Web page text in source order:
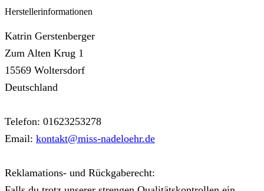
Herstellerinformationen
Katrin Gerstenberger
Zum Alten Krug 1
15569 Woltersdorf
Deutschland
Telefon: 01623253278
Email: kontakt@miss-nadeloehr.de
Reklamations- und Rückgaberecht: